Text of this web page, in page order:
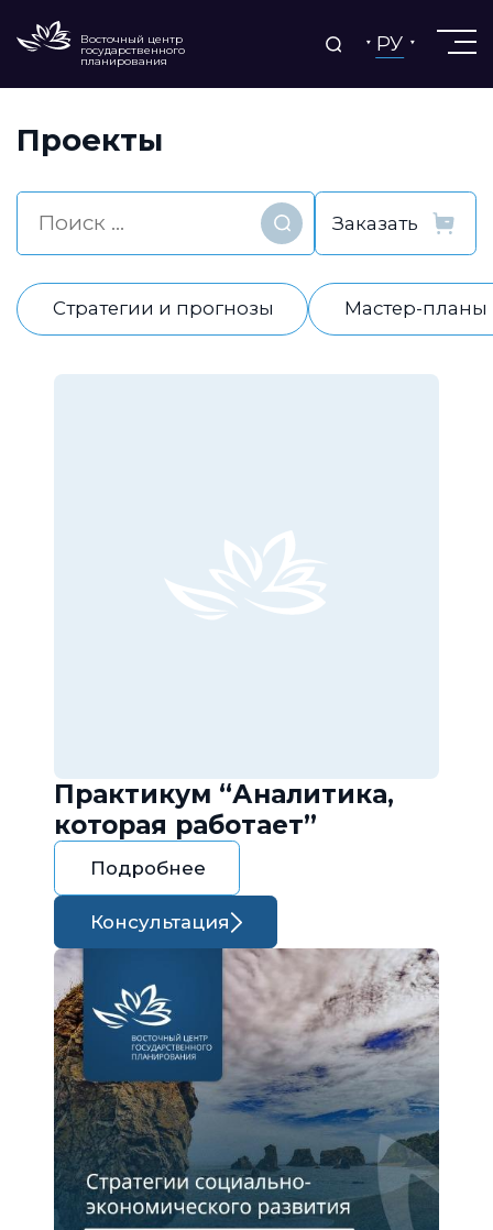
Восточный центр
государственного
планирования
РУ
Проекты
Найти
Стратегии и прогнозы Мастер-планы
Практикум “Аналитика,
которая работает”
Подробнее
Консультация